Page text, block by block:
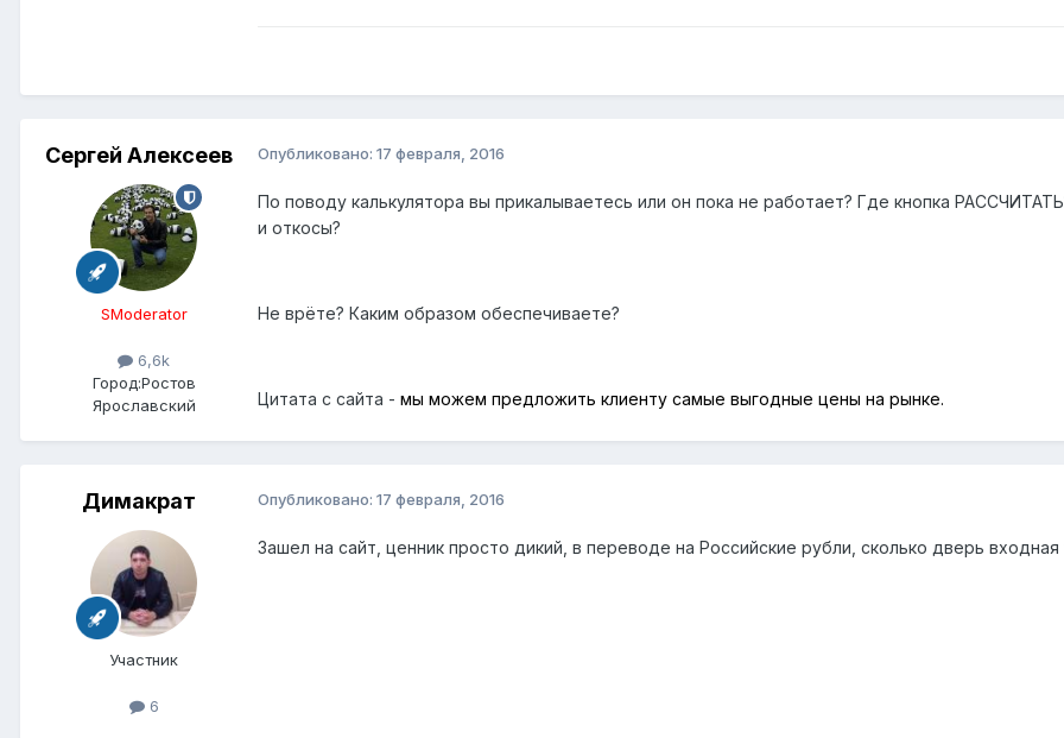
Сергей Алексеев
SModerator
6,6k
Город:Ростов
Ярославский
Опубликовано: 17 февраля, 2016
По поводу калькулятора вы прикалываетесь или он пока не работает? Где кнопка
и откосы?
Не врёте? Каким образом обеспечиваете?
Цитата с сайта - мы можем предложить клиенту самые выгодные цены на рынке.
Димакрат
Участник
6
Опубликовано: 17 февраля, 2016
Зашел на сайт, ценник просто дикий, в переводе на Российские рубли, сколько дверь